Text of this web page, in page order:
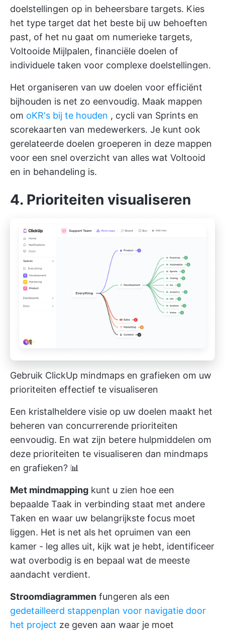
doelstellingen op in beheersbare targets. Kies
het type target dat het beste bij uw behoeften
past, of het nu gaat om numerieke targets,
Voltooide Mijlpalen, financiële doelen of
individuele taken voor complexe doelstellingen.
Het organiseren van uw doelen voor efficiënt
bijhouden is net zo eenvoudig. Maak mappen
om oKR's bij te houden , cycli van Sprints en
scorekaarten van medewerkers. Je kunt ook
gerelateerde doelen groeperen in deze mappen
voor een snel overzicht van alles wat Voltooid
en in behandeling is.
4. Prioriteiten visualiseren
Gebruik ClickUp mindmaps en grafieken om uw
prioriteiten effectief te visualiseren
Een kristalheldere visie op uw doelen maakt het
beheren van concurrerende prioriteiten
eenvoudig. En wat zijn betere hulpmiddelen om
deze prioriteiten te visualiseren dan mindmaps
en grafieken? 📊
Met mindmapping kunt u zien hoe een
bepaalde Taak in verbinding staat met andere
Taken en waar uw belangrijkste focus moet
liggen. Het is net als het opruimen van een
kamer - leg alles uit, kijk wat je hebt, identificeer
wat overbodig is en bepaal wat de meeste
aandacht verdient.
Stroomdiagrammen fungeren als een
gedetailleerd stappenplan voor navigatie door
het project ze geven aan waar je moet